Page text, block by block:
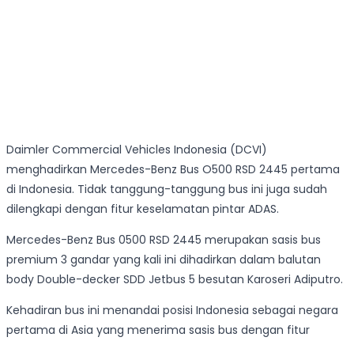
Daimler Commercial Vehicles Indonesia (DCVI)
menghadirkan Mercedes-Benz Bus O500 RSD 2445 pertama
di Indonesia. Tidak tanggung-tanggung bus ini juga sudah
dilengkapi dengan fitur keselamatan pintar ADAS.
Mercedes-Benz Bus 0500 RSD 2445 merupakan sasis bus
premium 3 gandar yang kali ini dihadirkan dalam balutan
body Double-decker SDD Jetbus 5 besutan Karoseri Adiputro.
Kehadiran bus ini menandai posisi Indonesia sebagai negara
pertama di Asia yang menerima sasis bus dengan fitur